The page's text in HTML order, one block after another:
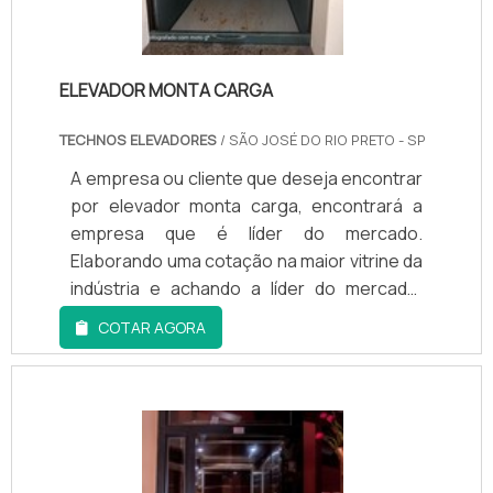
SÃO PAULOSomente a Techno Elevadores
tem o que há de melhor no mercado de
elevadores. É possível encontrar itens
elevador de vidro e elevadores hidráulicos
benefício..
ELEVADOR MONTA CARGA
TECHNOS ELEVADORES / SÃO JOSÉ DO RIO PRETO - SP
A empresa ou cliente que deseja encontrar
por elevador monta carga, encontrará a
empresa que é líder do mercado.
Elaborando uma cotação na maior vitrine da
indústria e achando a líder do mercado.
Quando o quesito é elevador, com os
profissionais da Techno Elevadores
atingirá excelente custo-benefício com
ambiente, segurança e saúde no trabalho.A
EMPRESA GARANTE UMA SÉRIE DE
BENEFÍCIOSA Techno Elevadores centraliza
COTAR AGORA